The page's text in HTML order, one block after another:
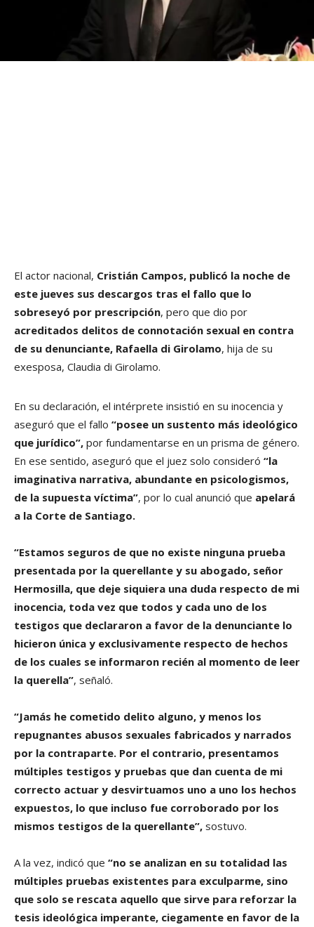
El actor nacional, Cristián Campos, publicó la noche de
este jueves sus descargos tras el fallo que lo
sobreseyó por prescripción, pero que dio por
acreditados delitos de connotación sexual en contra
de su denunciante, Rafaella di Girolamo, hija de su
exesposa, Claudia di Girolamo.
En su declaración, el intérprete insistió en su inocencia y
aseguró que el fallo “posee un sustento más ideológico
que jurídico”, por fundamentarse en un prisma de género.
En ese sentido, aseguró que el juez solo consideró “la
imaginativa narrativa, abundante en psicologismos,
de la supuesta víctima”, por lo cual anunció que apelará
a la Corte de Santiago.
“Estamos seguros de que no existe ninguna prueba
presentada por la querellante y su abogado, señor
Hermosilla, que deje siquiera una duda respecto de mi
inocencia, toda vez que todos y cada uno de los
testigos que declararon a favor de la denunciante lo
hicieron única y exclusivamente respecto de hechos
de los cuales se informaron recién al momento de leer
la querella”, señaló.
“Jamás he cometido delito alguno, y menos los
repugnantes abusos sexuales fabricados y narrados
por la contraparte. Por el contrario, presentamos
múltiples testigos y pruebas que dan cuenta de mi
correcto actuar y desvirtuamos uno a uno los hechos
expuestos, lo que incluso fue corroborado por los
mismos testigos de la querellante”, sostuvo.
A la vez, indicó que “no se analizan en su totalidad las
múltiples pruebas existentes para exculparme, sino
que solo se rescata aquello que sirve para reforzar la
tesis ideológica imperante, ciegamente en favor de la